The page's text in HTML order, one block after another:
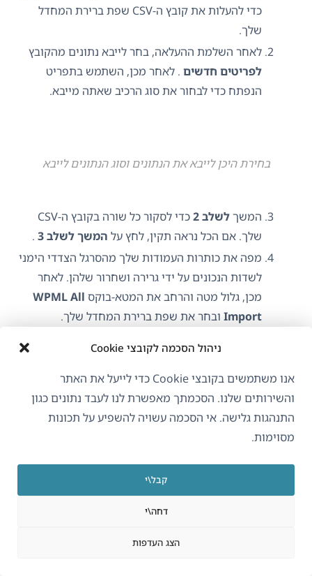
ניהול הסכמה לקובצי Cookie
אנו משתמשים בקובצי Cookie כדי לייעל את האתר
והשירותים שלנו. הסכמתך מאפשרת לנו לעבד נתונים כגון
התנהגות גלישה. אי הסכמה עשויה להשפיע על תכונות
מסוימות.
קבל\י
דחה\י
הצג העדפות
כדי להעלות את קובץ ה-CSV שפת ברירת המחדל
שלך.
לאחר השלמת ההעלאה, בחר לייבא נתונים מהקובץ
לפריטים חדשים . לאחר מכן, השתמש בתפריט
הנפתח כדי לבחור את סוג הרכיב שאתה מייבא.
בחירת היכן לייבא את הנתונים וסוג הנתונים לייבא
המשךלשלב 2
כדי לסקור כל שורה בקובץ ה-CSV
שלך. אם הכל נראה תקין, לחץ על המשך לשלב 3
.
מפה את כותרות העמודות שלך מהסרגל הצדדי הימני
לשדות הנכונים על ידי גרירה ושחרור שלהן. לאחר
מכן, גלול מטה והרחב את המטא-בוקס WPML All
Import ובחר את שפת ברירת המחדל שלך.
מיפוי שדות ברירת המחדל של שפות באשף WP All Import
מפה את המזהה הייחודי לרכיב הנכון בקובץ ה- CSV